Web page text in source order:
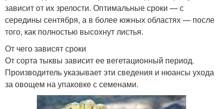
зависит от их зрелости. Оптимальные сроки — с
середины сентября, а в более южных областях — после
того, как полностью высохнут листья.
От чего зависят сроки
От сорта тыквы зависит ее вегетационный период.
Производитель указывает эти сведения и нюансы ухода
за овощем на упаковке с семенами.